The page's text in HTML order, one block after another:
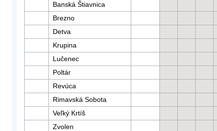
Banská Štiavnica
Brezno
Detva
Krupina
Lučenec
Poltár
Revúca
Rimavská Sobota
Veľký Krtíš
Zvolen